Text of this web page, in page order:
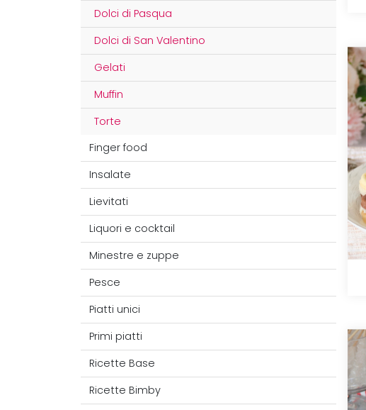
Dolci di Pasqua
Dolci di San Valentino
Gelati
Muffin
Torte
Finger food
Insalate
Lievitati
Liquori e cocktail
Minestre e zuppe
Pesce
Piatti unici
Primi piatti
Ricette Base
Ricette Bimby